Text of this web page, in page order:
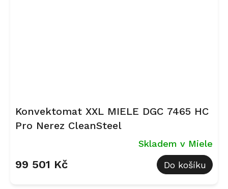
Konvektomat XXL MIELE DGC 7465 HC
Pro Nerez CleanSteel
Skladem v Miele
99 501 Kč Do košíku